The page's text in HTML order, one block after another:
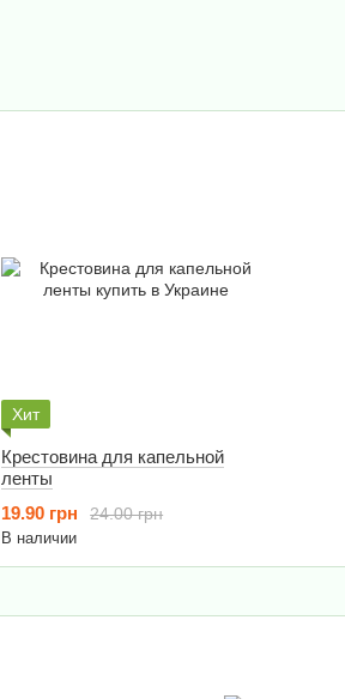
Хит
Крестовина для капельной
ленты
24.00 грн
19.90 грн
В наличии